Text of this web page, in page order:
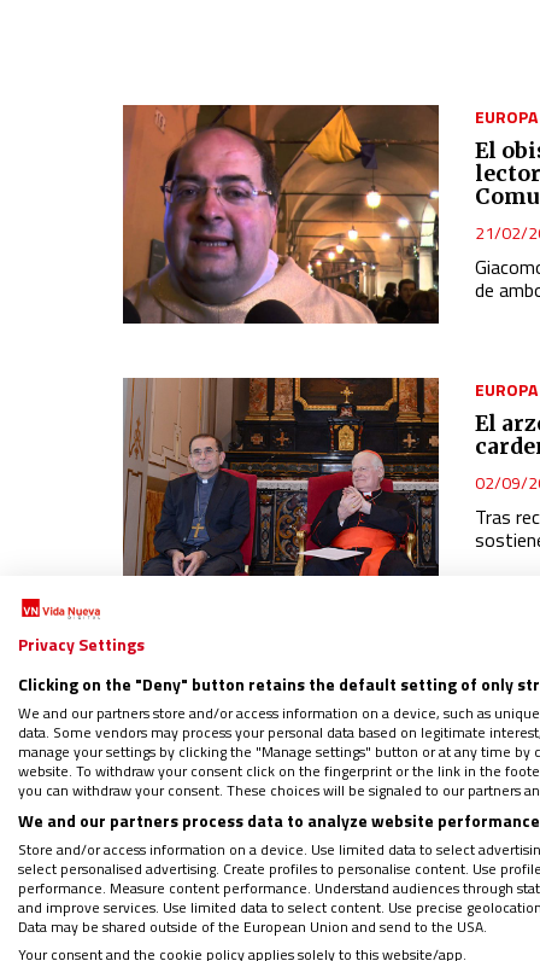
EUROPA
El
21/02/
de
EUROPA
El
02/09/
Tras
‘Las
Papa
23/11/
estilo
Privacy Settings
Clicking on the "Deny" button retains the default setting of only
We and our partners store and/or access information on a device, such as
data. Some vendors may process your personal data based on legitimate
manage your settings by clicking the "Manage settings" button or at any time
website. To withdraw your consent click on the fingerprint or the link in the
you can withdraw your consent. These choices will be signaled to our partners
We and our partners process data to analyze website
Store and/or access information on a device. Use limited data to select
select personalised advertising. Create profiles to personalise content. Use
performance. Measure content performance. Understand audiences through
and improve services. Use limited data to select content. Use precise
Data may be shared outside of the European Union and send to the USA.
Your consent and the cookie policy applies solely to this website/app.